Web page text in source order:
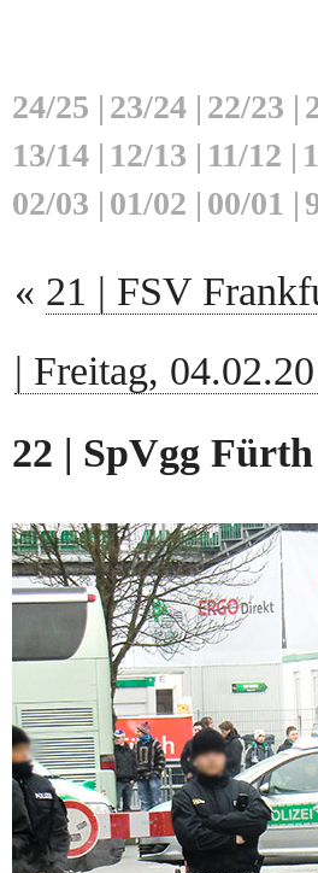
24/25 | 23/24 | 22/23 |
13/14 | 12/13 | 11/12 |
02/03 | 01/02 | 00/01 |
« 21 | FSV
| Freitag,
22 | SpVgg